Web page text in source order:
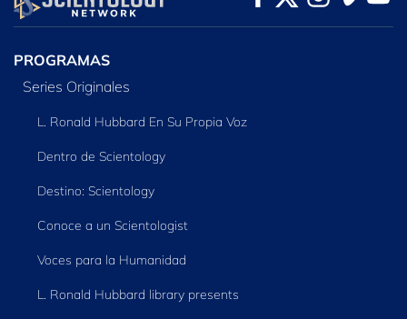
SERIES
PROGRAMAS
Series Originales
L. Ronald Hubbard En Su Propia Voz
Dentro de Scientology
Destino: Scientology
Conoce a un Scientologist
Voces para la Humanidad
L. Ronald Hubbard library presents